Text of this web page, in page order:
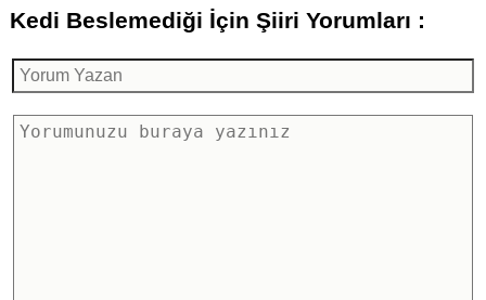
Kedi Beslemediği İçin Şiiri Yorumları :